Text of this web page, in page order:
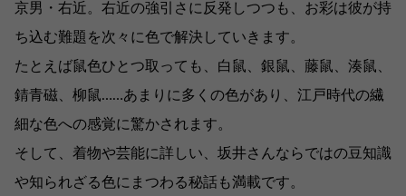
京男・右近。右近の強引さに反発しつつも、お彩は彼が持
ち込む難題を次々に色で解決していきます。
たとえば鼠色ひとつ取っても、白鼠、銀鼠、藤鼠、湊鼠、
錆青磁、柳鼠……あまりに多くの色があり、江戸時代の繊
細な色への感覚に驚かされます。
そして、着物や芸能に詳しい、坂井さんならではの豆知識
や知られざる色にまつわる秘話も満載です。